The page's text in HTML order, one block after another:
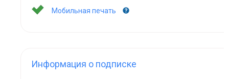
Мобильная печать
Информация о подписке